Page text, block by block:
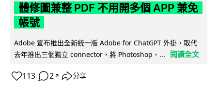
體修圖兼整 PDF 不用開多個 APP 兼免
帳號
Adobe 宣布推出全新統一版 Adobe for ChatGPT 外掛，取代
去年推出三個獨立 connector，將 Photoshop、...
閱讀全文
113 2 ↗ 分享